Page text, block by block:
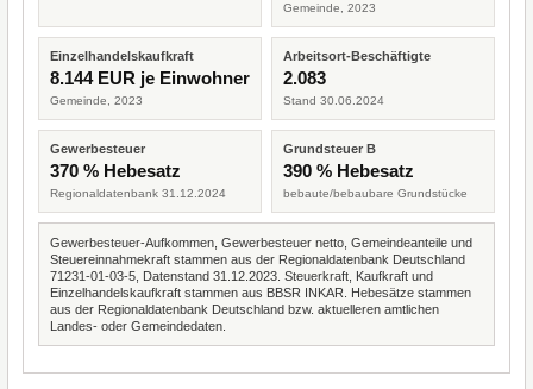
Gemeinde, 2023
Einzelhandelskaufkraft
8.144 EUR je Einwohner
Gemeinde, 2023
Arbeitsort-Beschäftigte
2.083
Stand 30.06.2024
Gewerbesteuer
370 % Hebesatz
Regionaldatenbank 31.12.2024
Grundsteuer B
390 % Hebesatz
bebaute/bebaubare Grundstücke
Gewerbesteuer-Aufkommen, Gewerbesteuer netto, Gemeindeanteile und
Steuereinnahmekraft stammen aus der Regionaldatenbank Deutschland
71231-01-03-5, Datenstand 31.12.2023. Steuerkraft, Kaufkraft und
Einzelhandelskaufkraft stammen aus BBSR INKAR. Hebesätze stammen
aus der Regionaldatenbank Deutschland bzw. aktuelleren amtlichen
Landes- oder Gemeindedaten.